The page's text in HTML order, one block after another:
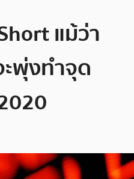
แม้ว่า
พุ่งทำจุด